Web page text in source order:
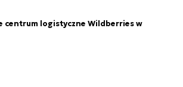
centrum logistyczne Wildberries w